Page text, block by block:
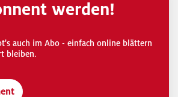
werden!
auch im Abo - einfach online blättern
bleiben.